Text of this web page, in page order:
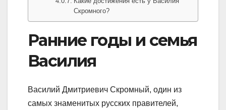
Скромного?
Ранние годы и семья
Василия
Василий Дмитриевич Скромный, один из
самых знаменитых русских правителей,